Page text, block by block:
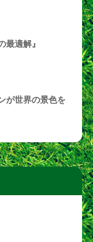
最適解』
が世界の景色を